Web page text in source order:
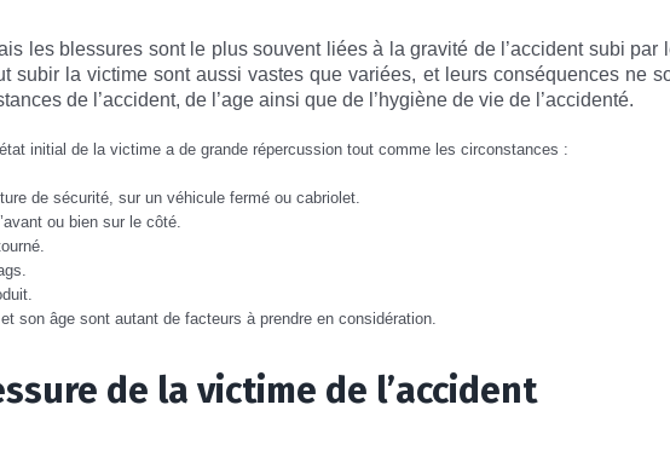
les blessures sont le plus souvent liées à la gravité de l’accident subi par
subir la victime sont aussi vastes que variées, et leurs conséquences ne
de l’accident, de l’age ainsi que de l’hygiène de vie de l’accidenté.
initial de la victime a de grande répercussion tout comme les circonstances :
de sécurité, sur un véhicule fermé ou cabriolet.
ou bien sur le côté.
son âge sont autant de facteurs à prendre en considération.
de la victime de l’accident